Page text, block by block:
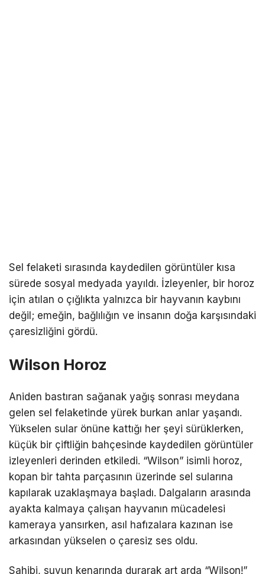
Sel felaketi sırasında kaydedilen görüntüler kısa
sürede sosyal medyada yayıldı. İzleyenler, bir horoz
için atılan o çığlıkta yalnızca bir hayvanın kaybını
değil; emeğin, bağlılığın ve insanın doğa karşısındaki
çaresizliğini gördü.
Wilson Horoz
Aniden bastıran sağanak yağış sonrası meydana
gelen sel felaketinde yürek burkan anlar yaşandı.
Yükselen sular önüne kattığı her şeyi sürüklerken,
küçük bir çiftliğin bahçesinde kaydedilen görüntüler
izleyenleri derinden etkiledi. “Wilson” isimli horoz,
kopan bir tahta parçasının üzerinde sel sularına
kapılarak uzaklaşmaya başladı. Dalgaların arasında
ayakta kalmaya çalışan hayvanın mücadelesi
kameraya yansırken, asıl hafızalara kazınan ise
arkasından yükselen o çaresiz ses oldu.
Sahibi, suyun kenarında durarak art arda “Wilson!”